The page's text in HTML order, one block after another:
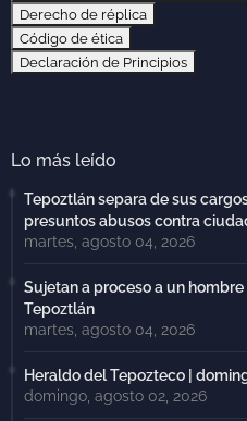
Derecho de réplica
Código de ética
Declaración de Principios
Lo más leído
Tepoztlán separa de sus
presuntos abusos contra
martes, agosto 04, 2026
Sujetan a proceso a un
Tepoztlán
martes, agosto 04, 2026
Heraldo del Tepozteco |
domingo, agosto 02, 2026